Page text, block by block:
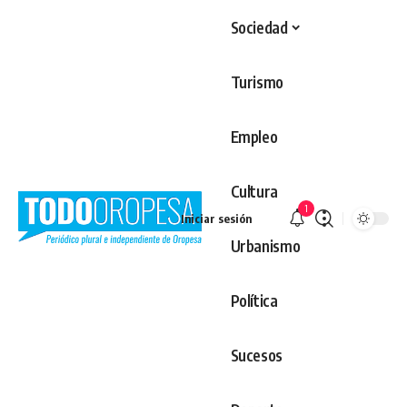
Sociedad
Turismo
Empleo
Cultura
Urbanismo
Política
Sucesos
Iniciar sesión
1